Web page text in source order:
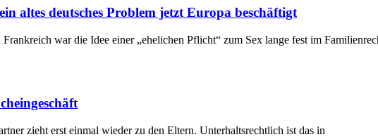
altes deutsches Problem jetzt Europa beschäftigt
war die Idee einer „ehelichen Pflicht“ zum Sex lange fest im
zieht erst einmal wieder zu den Eltern. Unterhaltsrechtlich ist das in